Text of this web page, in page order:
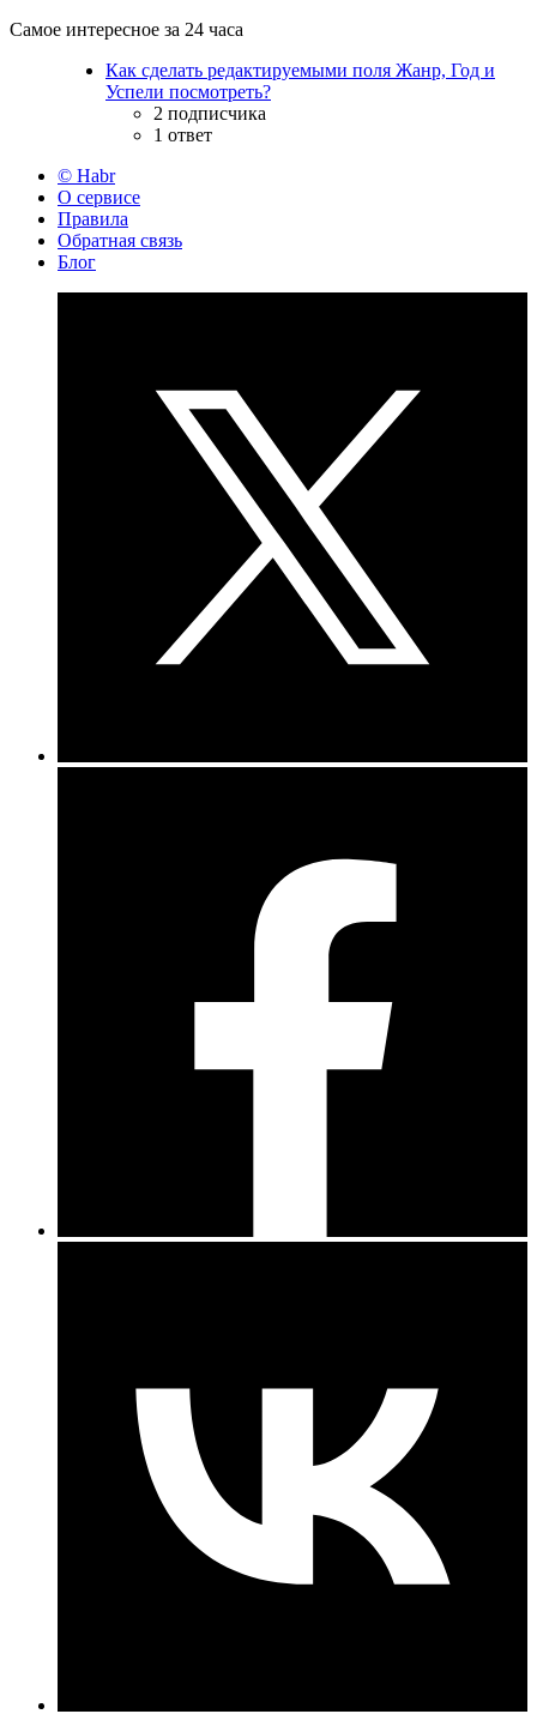
Самое интересное за 24 часа
Как сделать редактируемыми поля Жанр, Год и
Успели посмотреть?
2 подписчика
1 ответ
© Habr
О сервисе
Правила
Обратная связь
Блог